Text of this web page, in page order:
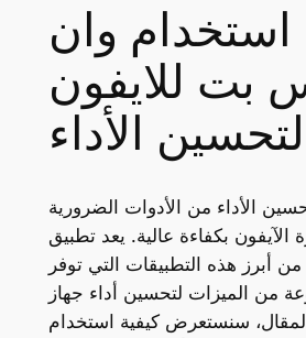
استخدام وان
بت للايفون
لتحسين الأداء
الأداء من الأدوات الضرورية
بكفاءة عالية. يعد تطبيق
أبرز هذه التطبيقات التي توفر
من الميزات لتحسين أداء جهاز
سنستعرض كيفية استخدام